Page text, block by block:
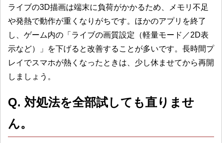
ライブの3D描画は端末に負荷がかかるため、メモリ不足
や発熱で動作が重くなりがちです。ほかのアプリを終了
し、ゲーム内の「ライブの画質設定（軽量モード／2D表
示など）」を下げると改善することが多いです。長時間プ
レイでスマホが熱くなったときは、少し休ませてから再開
しましょう。
Q. 対処法を全部試しても直りませ
ん。